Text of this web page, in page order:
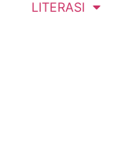
LITERASI